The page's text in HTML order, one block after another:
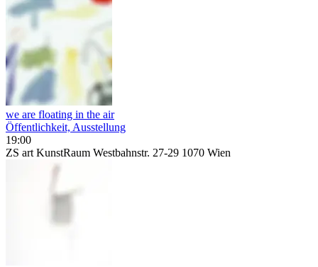
we are floating in the air
Öffentlichkeit, Ausstellung
19:00
ZS art KunstRaum Westbahnstr. 27-29 1070 Wien